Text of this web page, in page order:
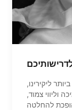
ליקירינו,
וליווי צמוד,
להחלטה